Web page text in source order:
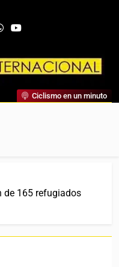
Entrevistas, Análisis,
Ciclista De Referencia.
Ciclismo en un minuto
de 165 refugiados